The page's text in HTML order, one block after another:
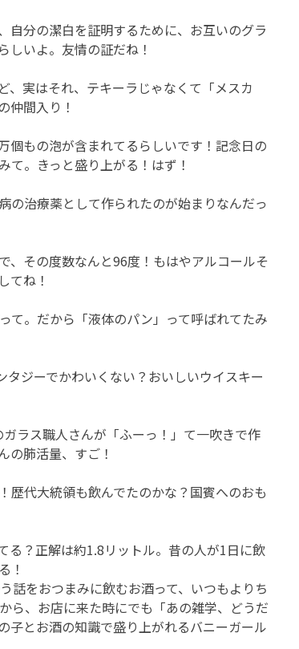
自分の潔白を証明するために、お互いのグラ
しいよ。友情の証だね！
、実はそれ、テキーラじゃなくて「メスカ
仲間入り！
個もの泡が含まれてるらしいです！記念日の
。きっと盛り上がる！はず！
の治療薬として作られたのが始まりなんだっ
、その度数なんと96度！もはやアルコールそ
てね！
て。だから「液体のパン」って呼ばれてたみ
ジーでかわいくない？おいしいウイスキー
ラス職人さんが「ふーっ！」て一吹きで作
の肺活量、すご！
歴代大統領も飲んでたのかな？国賓へのおも
る？正解は約1.8リットル。昔の人が1日に飲
！
話をおつまみに飲むお酒って、いつもよりち
ら、お店に来た時にでも「あの雑学、どうだ
子とお酒の知識で盛り上がれるバニーガール